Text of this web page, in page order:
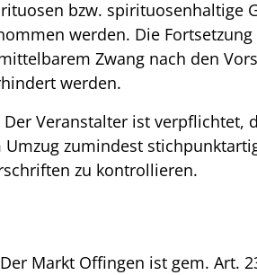
bzw. spirituosenhaltige
werden. Die
Zwang nach den
werden.
Der Veranstalter ist verpflichtet,
Umzug zumindest
zu kontrollieren.
Markt Offingen ist gem. Art.